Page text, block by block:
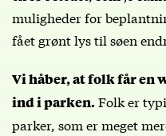
muligheder for
fået grønt lys til søen
Vi håber, at folk får en
ind i parken.Folk er
parker, som er meget